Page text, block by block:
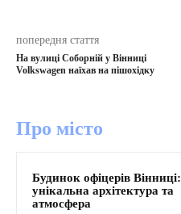
попередня стаття
На вулиці Соборній у Вінниці
Volkswagen наїхав на пішохідку
Про місто
Будинок офіцерів Вінниці:
унікальна архітектура та
атмосфера